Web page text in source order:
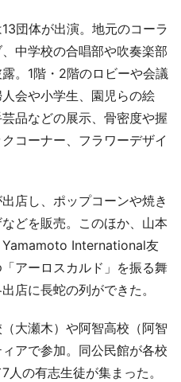
団体が出演。地元のコーラ
中学校の合唱部や吹奏楽部
。1階・2階のロビーや会議
会や小学生、園児らの絵
品などの展示、骨密度や握
コーナー、フラワーデザイ
店し、ポップコーンや焼き
どを販売。このほか、山本
Yamamoto International友
アーロスカルド」を振る舞
店に長蛇の列ができた。
大瀬木）や阿智高校（阿智
アで参加。同公民館が各校
の有志生徒が集まった。